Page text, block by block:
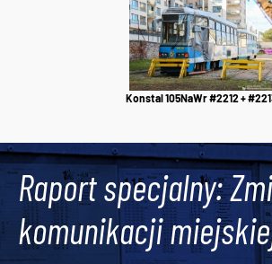
Konstal 105NaWr #2212 +
Raport specjalny:
komunikacji